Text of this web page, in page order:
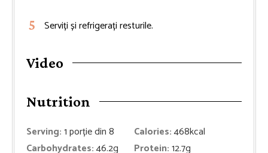
Serviți și refrigerați resturile.
Video
Nutrition
Serving:1porție din 8 Calories:468kcal
Carbohydrates:46.2g Protein:12.7g